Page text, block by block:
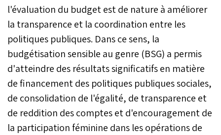
l'évaluation du budget est de nature à améliorer
la transparence et la coordination entre les
politiques publiques. Dans ce sens, la
budgétisation sensible au genre (BSG) a permis
d'atteindre des résultats significatifs en matière
de financement des politiques publiques sociales,
de consolidation de l'égalité, de transparence et
de reddition des comptes et d'encouragement de
la participation féminine dans les opérations de